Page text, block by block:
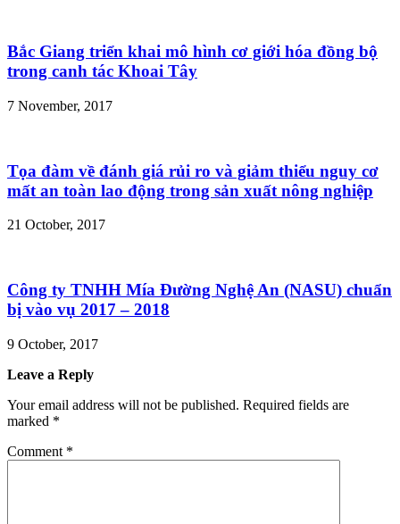
Bắc Giang triển khai mô hình cơ giới hóa đồng bộ
trong canh tác Khoai Tây
7 November, 2017
Tọa đàm về đánh giá rủi ro và giảm thiểu nguy cơ
mất an toàn lao động trong sản xuất nông nghiệp
21 October, 2017
Công ty TNHH Mía Đường Nghệ An (NASU) chuẩn
bị vào vụ 2017 – 2018
9 October, 2017
Leave a Reply
Your email address will not be published. Required fields are
marked *
Comment *